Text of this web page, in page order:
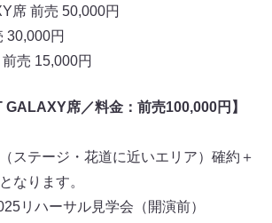
席 前売 50,000円
30,000円
売 15,000円
GALAXY席／料金：前売100,000円】
ステージ・花道に近いエリア）確約＋
なります。
リハーサル見学会（開演前）